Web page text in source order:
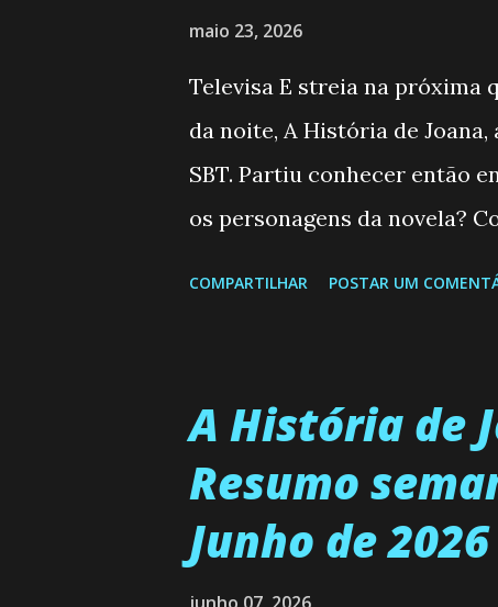
maio 23, 2026
Televisa E streia na próxima
da noite, A História de
SBT. Partiu conhecer então
os personagens da novela?
homem que realmente ama,
suas energias a se
de ser a primeira mulher da
tem uma personalidade
COMPARTILHAR POSTAR UM
A História de
Resumo
Junho de 2026
junho 07, 2026